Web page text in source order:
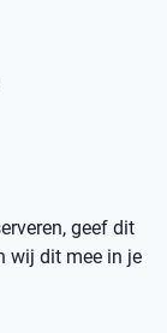
geef dit
wij dit mee in je